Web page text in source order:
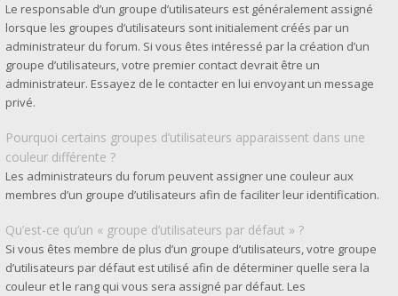
Le responsable d’un groupe d’utilisateurs est généralement assigné
lorsque les groupes d’utilisateurs sont initialement créés par un
administrateur du forum. Si vous êtes intéressé par la création d’un
groupe d’utilisateurs, votre premier contact devrait être un
administrateur. Essayez de le contacter en lui envoyant un message
privé.
Pourquoi certains groupes d’utilisateurs apparaissent dans une
couleur différente ?
Les administrateurs du forum peuvent assigner une couleur aux
membres d’un groupe d’utilisateurs afin de faciliter leur identification.
Qu’est-ce qu’un « groupe d’utilisateurs par défaut » ?
Si vous êtes membre de plus d’un groupe d’utilisateurs, votre groupe
d’utilisateurs par défaut est utilisé afin de déterminer quelle sera la
couleur et le rang qui vous sera assigné par défaut. Les